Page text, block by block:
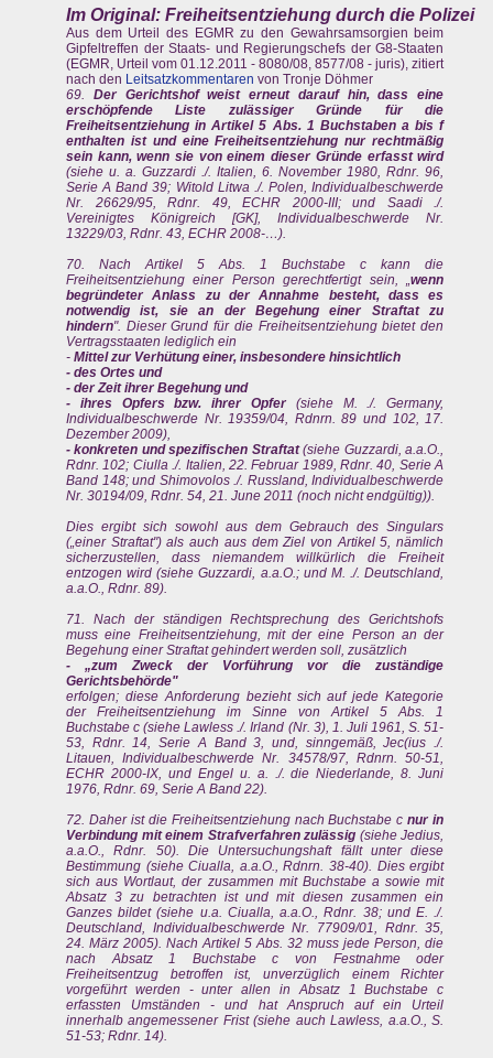
Im Original: Freiheitsentziehung durch die Polizei
Aus dem Urteil des EGMR zu den Gewahrsamsorgien beim
Gipfeltreffen der Staats- und Regierungschefs der G8-Staaten
(EGMR, Urteil vom 01.12.2011 - 8080/08, 8577/08 - juris), zitiert
nach den Leitsatzkommentaren von Tronje Döhmer
69. Der Gerichtshof weist erneut darauf hin, dass eine
erschöpfende Liste zulässiger Gründe für die
Freiheitsentziehung in Artikel 5 Abs. 1 Buchstaben a bis f
enthalten ist und eine Freiheitsentziehung nur rechtmäßig
sein kann, wenn sie von einem dieser Gründe erfasst wird
(siehe u. a. Guzzardi ./. Italien, 6. November 1980, Rdnr. 96,
Serie A Band 39; Witold Litwa ./. Polen, Individualbeschwerde
Nr. 26629/95, Rdnr. 49, ECHR 2000-III; und Saadi ./.
Vereinigtes Königreich [GK], Individualbeschwerde Nr.
13229/03, Rdnr. 43, ECHR 2008-…).
70. Nach Artikel 5 Abs. 1 Buchstabe c kann die
Freiheitsentziehung einer Person gerechtfertigt sein, „wenn
begründeter Anlass zu der Annahme besteht, dass es
notwendig ist, sie an der Begehung einer Straftat zu
hindern". Dieser Grund für die Freiheitsentziehung bietet den
Vertragsstaaten lediglich ein
- Mittel zur Verhütung einer, insbesondere hinsichtlich
- des Ortes und
- der Zeit ihrer Begehung und
- ihres Opfers bzw. ihrer Opfer(siehe M. ./. Germany,
Individualbeschwerde Nr. 19359/04, Rdnrn. 89 und 102, 17.
Dezember 2009),
- konkreten und spezifischen Straftat(siehe Guzzardi, a.a.O.,
Rdnr. 102; Ciulla ./. Italien, 22. Februar 1989, Rdnr. 40, Serie A
Band 148; und Shimovolos ./. Russland, Individualbeschwerde
Nr. 30194/09, Rdnr. 54, 21. June 2011 (noch nicht endgültig)).
Dies ergibt sich sowohl aus dem Gebrauch des Singulars
(„einer Straftat") als auch aus dem Ziel von Artikel 5, nämlich
sicherzustellen, dass niemandem willkürlich die Freiheit
entzogen wird (siehe Guzzardi, a.a.O.; und M. ./. Deutschland,
a.a.O., Rdnr. 89).
71. Nach der ständigen Rechtsprechung des Gerichtshofs
muss eine Freiheitsentziehung, mit der eine Person an der
Begehung einer Straftat gehindert werden soll, zusätzlich
- „zum Zweck der Vorführung vor die zuständige
Gerichtsbehörde"
erfolgen; diese Anforderung bezieht sich auf jede Kategorie
der Freiheitsentziehung im Sinne von Artikel 5 Abs. 1
Buchstabe c (siehe Lawless ./. Irland (Nr. 3), 1. Juli 1961, S. 51-
53, Rdnr. 14, Serie A Band 3, und, sinngemäß, Jec(ius ./.
Litauen, Individualbeschwerde Nr. 34578/97, Rdnrn. 50-51,
ECHR 2000-IX, und Engel u. a. ./. die Niederlande, 8. Juni
1976, Rdnr. 69, Serie A Band 22).
72. Daher ist die Freiheitsentziehung nach Buchstabe cnur in
Verbindung mit einem Strafverfahren zulässig (siehe Jedius,
a.a.O., Rdnr. 50). Die Untersuchungshaft fällt unter diese
Bestimmung (siehe Ciualla, a.a.O., Rdnrn. 38-40). Dies ergibt
sich aus Wortlaut, der zusammen mit Buchstabe a sowie mit
Absatz 3 zu betrachten ist und mit diesen zusammen ein
Ganzes bildet (siehe u.a. Ciualla, a.a.O., Rdnr. 38; und E. ./.
Deutschland, Individualbeschwerde Nr. 77909/01, Rdnr. 35,
24. März 2005). Nach Artikel 5 Abs. 32 muss jede Person, die
nach Absatz 1 Buchstabe c von Festnahme oder
Freiheitsentzug betroffen ist, unverzüglich einem Richter
vorgeführt werden - unter allen in Absatz 1 Buchstabe c
erfassten Umständen - und hat Anspruch auf ein Urteil
innerhalb angemessener Frist (siehe auch Lawless, a.a.O., S.
51-53; Rdnr. 14).